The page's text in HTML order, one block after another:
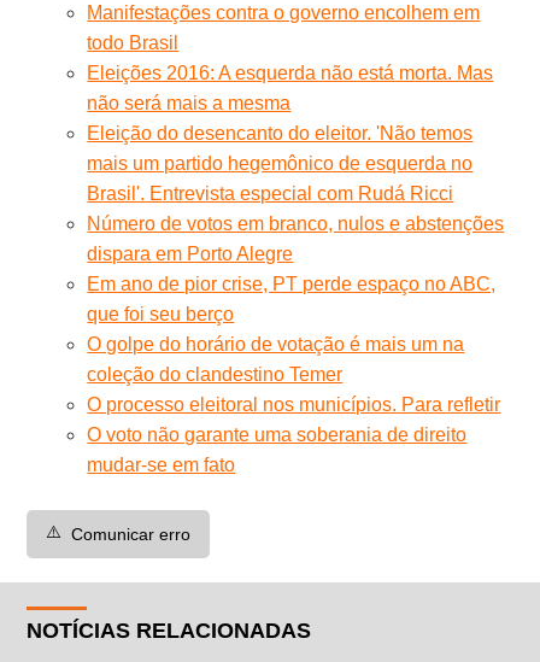
Manifestações contra o governo encolhem em
todo Brasil
Eleições 2016: A esquerda não está morta. Mas
não será mais a mesma
Eleição do desencanto do eleitor. 'Não temos
mais um partido hegemônico de esquerda no
Brasil'. Entrevista especial com Rudá Ricci
Número de votos em branco, nulos e abstenções
dispara em Porto Alegre
Em ano de pior crise, PT perde espaço no ABC,
que foi seu berço
O golpe do horário de votação é mais um na
coleção do clandestino Temer
O processo eleitoral nos municípios. Para refletir
O voto não garante uma soberania de direito
mudar-se em fato
⚠️ Comunicar erro
NOTÍCIAS RELACIONADAS